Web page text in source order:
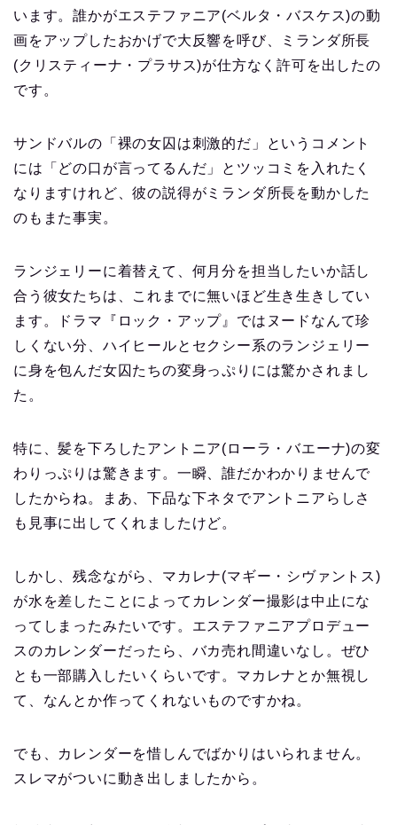
います。誰かがエステファニア(ベルタ・バスケス)の動
画をアップしたおかげで大反響を呼び、ミランダ所長
(クリスティーナ・プラサス)が仕方なく許可を出したの
です。
サンドバルの「裸の女囚は刺激的だ」というコメント
には「どの口が言ってるんだ」とツッコミを入れたく
なりますけれど、彼の説得がミランダ所長を動かした
のもまた事実。
ランジェリーに着替えて、何月分を担当したいか話し
合う彼女たちは、これまでに無いほど生き生きしてい
ます。ドラマ『ロック・アップ』ではヌードなんて珍
しくない分、ハイヒールとセクシー系のランジェリー
に身を包んだ女囚たちの変身っぷりには驚かされまし
た。
特に、髪を下ろしたアントニア(ローラ・バエーナ)の変
わりっぷりは驚きます。一瞬、誰だかわかりませんで
したからね。まあ、下品な下ネタでアントニアらしさ
も見事に出してくれましたけど。
しかし、残念ながら、マカレナ(マギー・シヴァントス)
が水を差したことによってカレンダー撮影は中止にな
ってしまったみたいです。エステファニアプロデュー
スのカレンダーだったら、バカ売れ間違いなし。ぜひ
とも一部購入したいくらいです。マカレナとか無視し
て、なんとか作ってくれないものですかね。
でも、カレンダーを惜しんでばかりはいられません。
スレマがついに動き出しましたから。